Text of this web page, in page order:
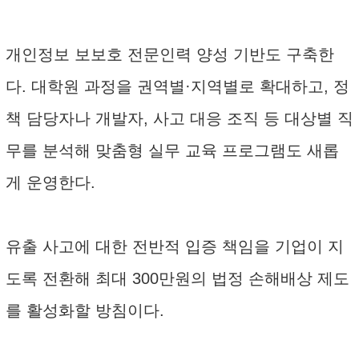
개인정보 보보호 전문인력 양성 기반도 구축한
다. 대학원 과정을 권역별·지역별로 확대하고, 정
책 담당자나 개발자, 사고 대응 조직 등 대상별 직
무를 분석해 맞춤형 실무 교육 프로그램도 새롭
게 운영한다.
유출 사고에 대한 전반적 입증 책임을 기업이 지
도록 전환해 최대 300만원의 법정 손해배상 제도
를 활성화할 방침이다.